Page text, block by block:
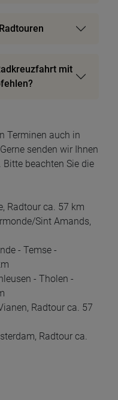
mit
Terminen auch in
senden wir Ihnen
beachten Sie die
Radtour ca. 57 km
Sint Amands,
- Temse -
- Tholen -
Radtour ca. 57
Radtour ca.